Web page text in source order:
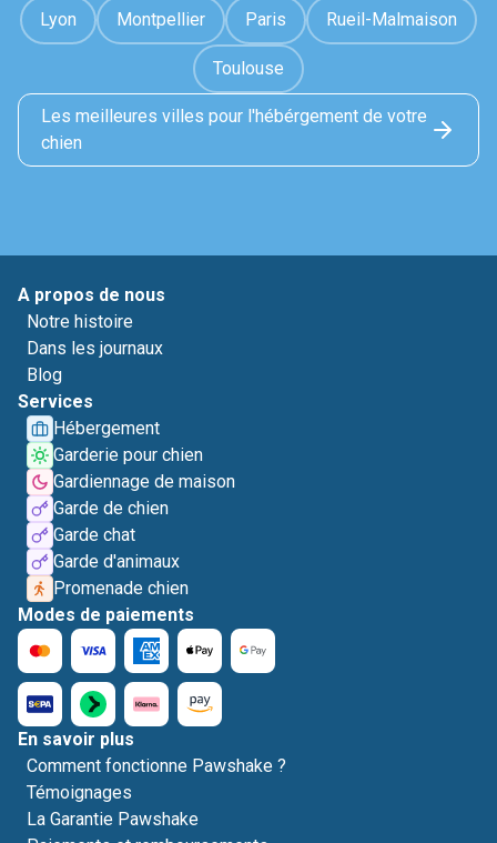
Lyon Montpellier Paris Rueil-Malmaison
Toulouse
Les meilleures villes pour l'hébérgement de votre
chien
A propos de nous
Notre histoire
Dans les journaux
Blog
Services
Hébergement
Garderie pour chien
Gardiennage de maison
Garde de chien
Garde chat
Garde d'animaux
Promenade chien
Modes de paiements
En savoir plus
Comment fonctionne Pawshake ?
Témoignages
La Garantie Pawshake